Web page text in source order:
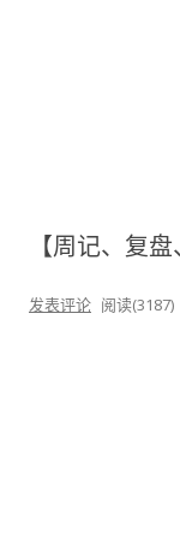
【周记、复
发表评论 阅读(3187)